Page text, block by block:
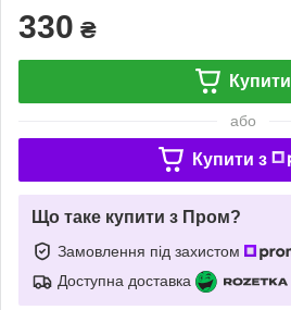
330 ₴
Купити
або
Купити з
Що таке купити з Пром?
Замовлення під захистом
Доступна доставка